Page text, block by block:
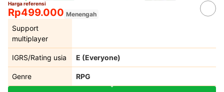
Harga referensi
Rp499.000 Menengah
Support
multiplayer
IGRS/Rating usia E (Everyone)
Genre RPG